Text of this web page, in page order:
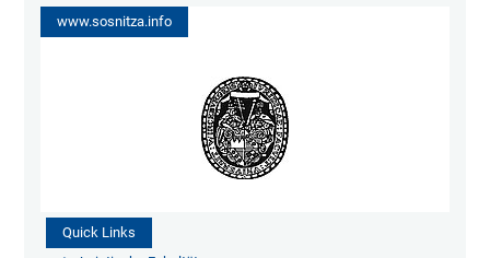
www.sosnitza.info
Quick Links